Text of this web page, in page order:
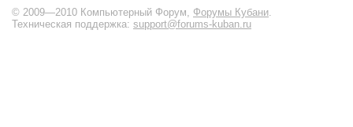
© 2009—2010 Компьютерный Форум, Форумы Кубани.
Техническая поддержка: support@forums-kuban.ru